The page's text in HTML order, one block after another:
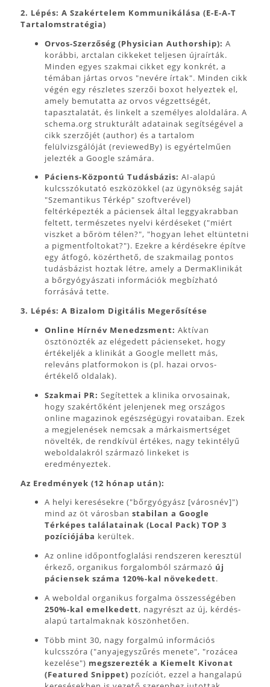
2. Lépés: A Szakértelem Kommunikálása (E-E-A-T
Tartalomstratégia)
Orvos-Szerzőség (Physician Authorship): A
korábbi, arctalan cikkeket teljesen újraírták.
Minden egyes szakmai cikket egy konkrét, a
témában jártas orvos "nevére írtak". Minden cikk
végén egy részletes szerzői boxot helyeztek el,
amely bemutatta az orvos végzettségét,
tapasztalatát, és linkelt a személyes aloldalára. A
schema.org strukturált adatainak segítségével a
cikk szerzőjét (author) és a tartalom
felülvizsgálóját (reviewedBy) is egyértelműen
jelezték a Google számára.
Páciens-Központú Tudásbázis: AI-alapú
kulcsszókutató eszközökkel (az ügynökség saját
"Szemantikus Térkép" szoftverével)
feltérképezték a páciensek által leggyakrabban
feltett, természetes nyelvi kérdéseket ("miért
viszket a bőröm télen?", "hogyan lehet eltüntetni
a pigmentfoltokat?"). Ezekre a kérdésekre építve
egy átfogó, közérthető, de szakmailag pontos
tudásbázist hoztak létre, amely a DermaKlinikát
a bőrgyógyászati információk megbízható
forrásává tette.
3. Lépés: A Bizalom Digitális Megerősítése
Online Hírnév Menedzsment: Aktívan
ösztönözték az elégedett pácienseket, hogy
értékeljék a klinikát a Google mellett más,
releváns platformokon is (pl. hazai orvos-
értékelő oldalak).
Szakmai PR: Segítettek a klinika orvosainak,
hogy szakértőként jelenjenek meg országos
online magazinok egészségügyi rovataiban. Ezek
a megjelenések nemcsak a márkaismertséget
növelték, de rendkívül értékes, nagy tekintélyű
weboldalakról származó linkeket is
eredményeztek.
Az Eredmények (12 hónap után):
A helyi keresésekre ("bőrgyógyász [városnév]")
mind az öt városban stabilan a Google
Térképes találatainak (Local Pack) TOP 3
pozíciójába kerültek.
Az online időpontfoglalási rendszeren keresztül
érkező, organikus forgalomból származó új
páciensek száma 120%-kal növekedett.
A weboldal organikus forgalma összességében
250%-kal emelkedett, nagyrészt az új, kérdés-
alapú tartalmaknak köszönhetően.
Több mint 30, nagy forgalmú információs
kulcsszóra ("anyajegyszűrés menete", "rozácea
kezelése") megszerezték a Kiemelt Kivonat
(Featured Snippet) pozíciót, ezzel a hangalapú